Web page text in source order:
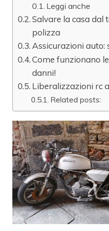
Leggi anche
Salvare la casa dal
polizza
Assicurazioni auto:
Come funzionano
danni!
Liberalizzazioni rc
Related posts: